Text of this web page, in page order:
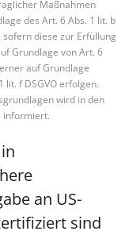
Maßnahmen
des Art. 6 Abs. 1 lit. b
diese zur Erfüllung
Grundlage von Art. 6
auf Grundlage
lit. f DSGVO erfolgen.
wird in den
informiert.
an US-
sind